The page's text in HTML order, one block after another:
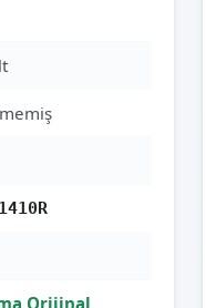
Orijinal